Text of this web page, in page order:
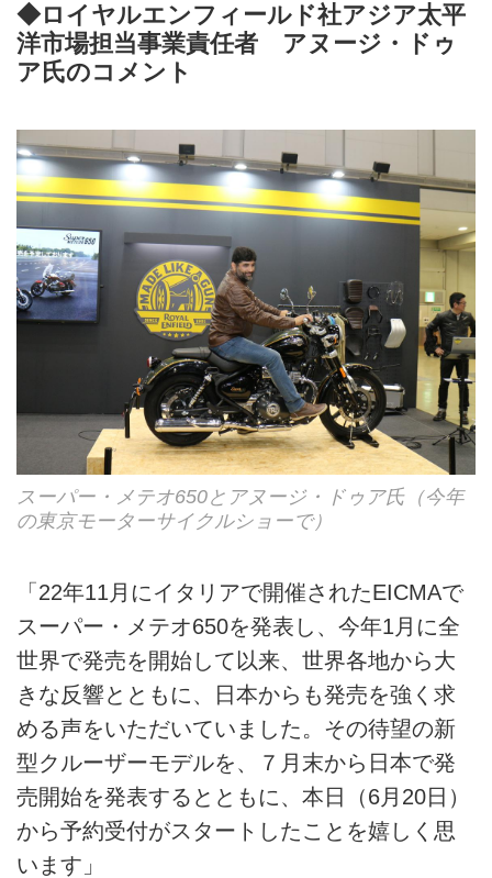
◆ロイヤルエンフィールド社アジア太平
洋市場担当事業責任者 アヌージ・ドゥ
ア氏のコメント
スーパー・メテオ650とアヌージ・ドゥア氏（今年
の東京モーターサイクルショーで）
「22年11月にイタリアで開催されたEICMAで
スーパー・メテオ650を発表し、今年1月に全
世界で発売を開始して以来、世界各地から大
きな反響とともに、日本からも発売を強く求
める声をいただいていました。その待望の新
型クルーザーモデルを、７月末から日本で発
売開始を発表するとともに、本日（6月20日）
から予約受付がスタートしたことを嬉しく思
います」